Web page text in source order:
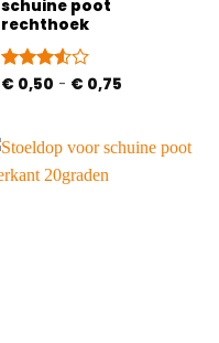
schuine poot
rechthoek
Gewaardeerd
€ 0,50 - € 0,75